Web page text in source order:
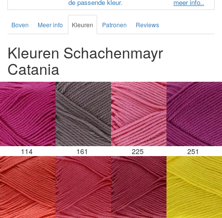
de passende kleur.
meer info..
Boven Meer info Kleuren Patronen Reviews
Kleuren Schachenmayr
Catania
114 161 225 251